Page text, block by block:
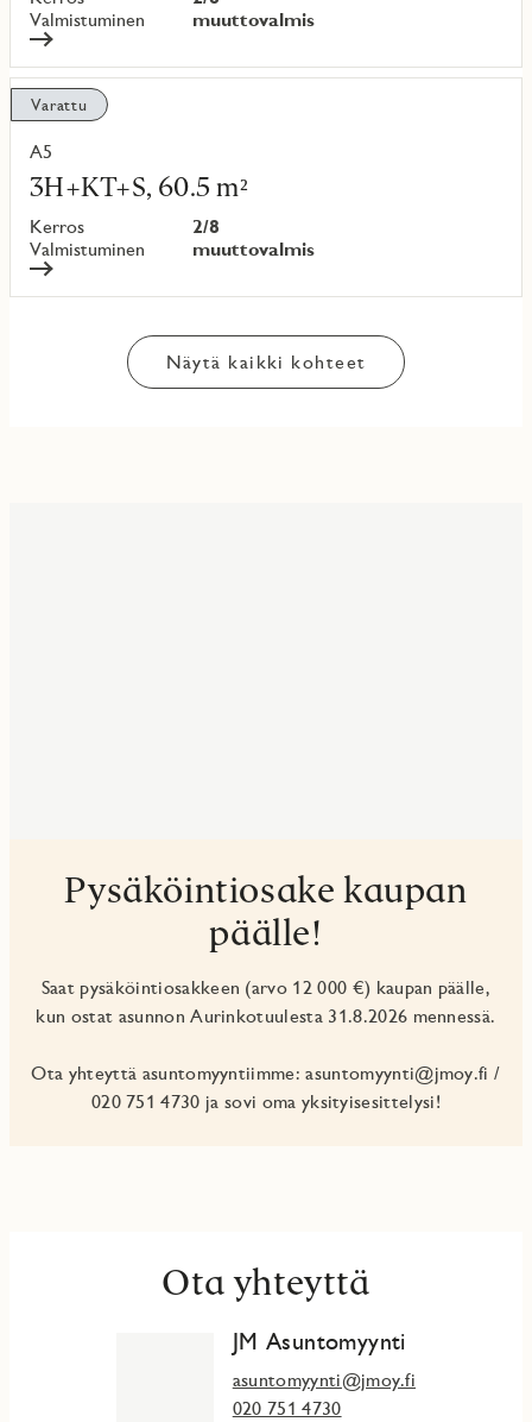
Valmistuminen
muuttovalmis
Varattu
A5
3H+KT+S, 60.5 m²
Kerros
2/8
Valmistuminen
muuttovalmis
Lue
lisää
kohteesta
Näytä kaikki kohteet
Pysäköintiosake kaupan
päälle!
Saat pysäköintiosakkeen (arvo 12 000 €) kaupan päälle,
kun ostat asunnon Aurinkotuulesta 31.8.2026 mennessä.
Ota yhteyttä asuntomyyntiimme: asuntomyynti@jmoy.fi /
020 751 4730 ja sovi oma yksityisesittelysi!
Ota yhteyttä
JM Asuntomyynti
asuntomyynti@jmoy.fi
020 751 4730